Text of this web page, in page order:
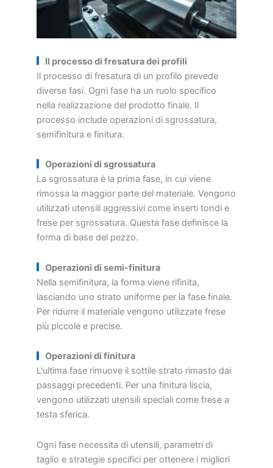
Il processo di fresatura dei profili
Il processo di fresatura di un profilo prevede
diverse fasi. Ogni fase ha un ruolo specifico
nella realizzazione del prodotto finale. Il
processo include operazioni di sgrossatura,
semifinitura e finitura.
Operazioni di sgrossatura
La sgrossatura è la prima fase, in cui viene
rimossa la maggior parte del materiale. Vengono
utilizzati utensili aggressivi come inserti tondi e
frese per sgrossatura. Questa fase definisce la
forma di base del pezzo.
Operazioni di semi-finitura
Nella semifinitura, la forma viene rifinita,
lasciando uno strato uniforme per la fase finale.
Per ridurre il materiale vengono utilizzate frese
più piccole e precise.
Operazioni di finitura
L'ultima fase rimuove il sottile strato rimasto dai
passaggi precedenti. Per una finitura liscia,
vengono utilizzati utensili speciali come frese a
testa sferica.
Ogni fase necessita di utensili, parametri di
taglio e strategie specifici per ottenere i migliori